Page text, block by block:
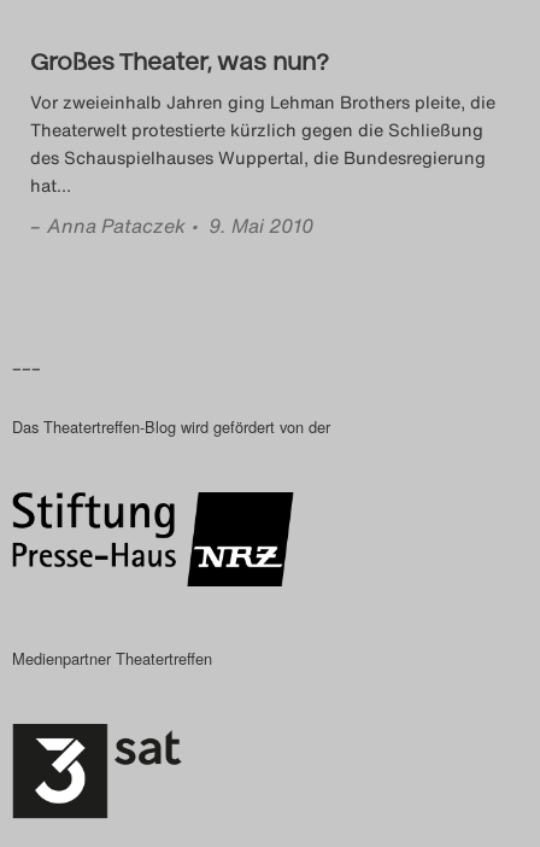
Großes Theater, was nun?
Vor zweieinhalb Jahren ging Lehman Brothers pleite, die
Theaterwelt protestierte kürzlich gegen die Schließung
des Schauspielhauses Wuppertal, die Bundesregierung
hat…
– Anna Pataczek • 9. Mai 2010
–––
Das Theatertreffen-Blog wird gefördert von der
Medienpartner Theatertreffen